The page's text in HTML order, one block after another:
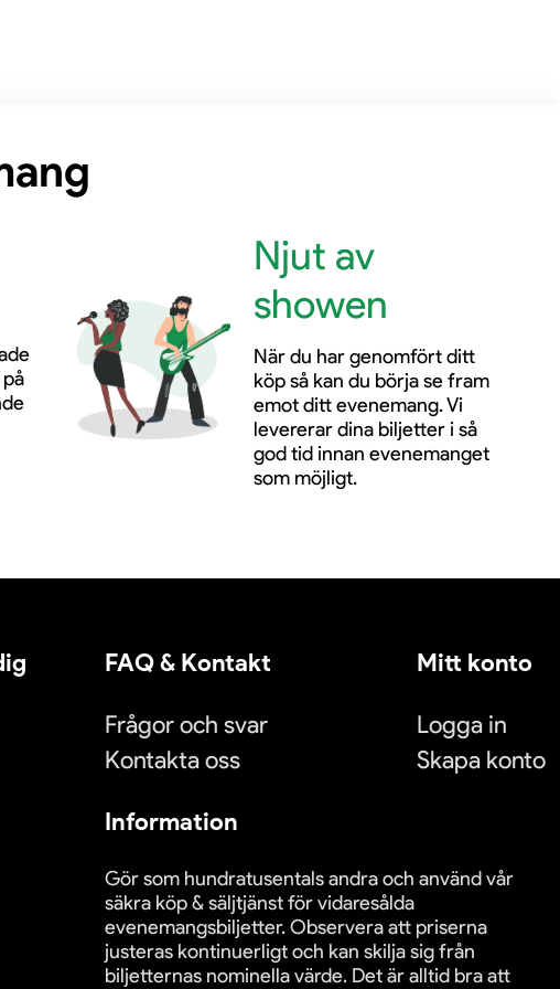
Njut av
showen
När du har genomfört ditt
köp så kan du börja se fram
emot ditt evenemang. Vi
levererar dina biljetter i så
god tid innan evenemanget
som möjligt.
FAQ & Kontakt
Frågor och svar
Kontakta oss
Mitt konto
Logga in
Skapa konto
Information
Gör som hundratusentals andra och använd vår
säkra köp & säljtjänst för vidaresålda
evenemangsbiljetter. Observera att priserna
justeras kontinuerligt och kan skilja sig från
biljetternas nominella värde. Det är alltid bra att